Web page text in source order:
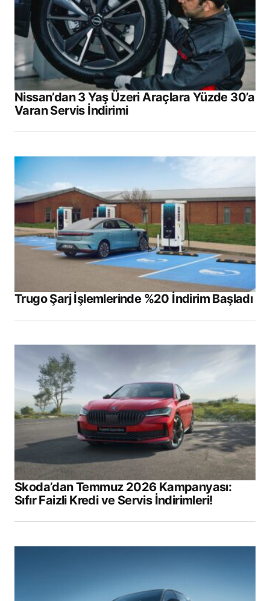
Nissan’dan 3 Yaş Üzeri Araçlara Yüzde 30’a
Varan Servis İndirimi
Trugo Şarj İşlemlerinde %20 İndirim Başladı
Skoda’dan Temmuz 2026 Kampanyası:
Sıfır Faizli Kredi ve Servis İndirimleri!